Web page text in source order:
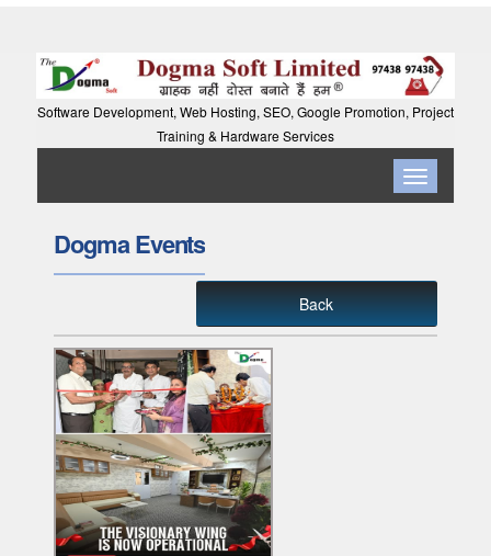
Software Development, Web Hosting, SEO, Google Promotion, Project
Training & Hardware Services
Toggle
navigation
Dogma Events
Back